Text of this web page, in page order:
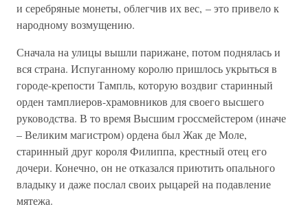
и серебряные монеты, облегчив их вес, – это привело к
народному возмущению.
Сначала на улицы вышли парижане, потом поднялась и
вся страна. Испуганному королю пришлось укрыться в
городе-крепости Тампль, которую воздвиг старинный
орден тамплиеров-храмовников для своего высшего
руководства. В то время Высшим гроссмейстером (иначе
– Великим магистром) ордена был Жак де Моле,
старинный друг короля Филиппа, крестный отец его
дочери. Конечно, он не отказался приютить опального
владыку и даже послал своих рыцарей на подавление
мятежа.